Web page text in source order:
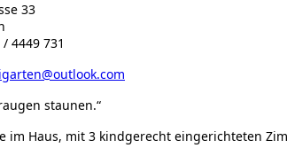
33
4449 731
staunen.“
im Haus, mit 3 kindgerecht eingerichteten